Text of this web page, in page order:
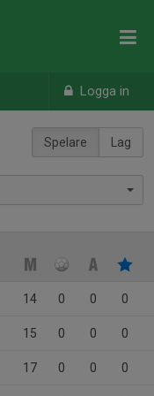
Logga in
Spelare Lag
14 0 0 0
15 0 0 0
17 0 0 0